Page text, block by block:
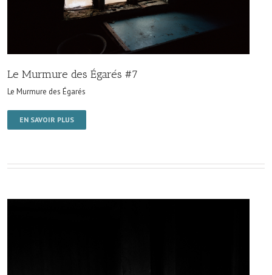
Le Murmure des Égarés #7
Le Murmure des Égarés
EN SAVOIR PLUS